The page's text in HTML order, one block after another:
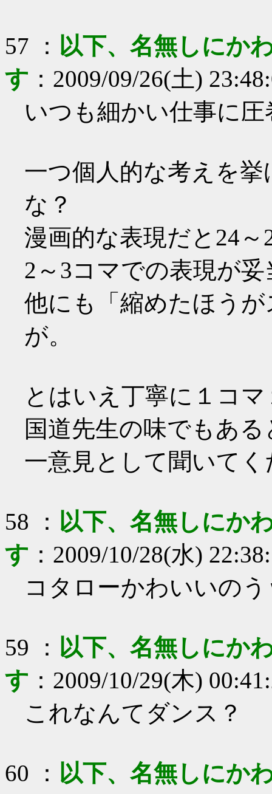
57 ： 以下、名無しにか
す ： 2009/09/26(土)
いつも細かい仕事に
一つ個人的な考えを
な？
漫画的な表現だと24
2～3コマでの表現が
他にも「縮めたほう
が。
とはいえ丁寧に１コ
国道先生の味でもあ
一意見として聞いて
58 ： 以下、名無しにか
す ： 2009/10/28(水)
コタローかわいいの
59 ： 以下、名無しにか
す ： 2009/10/29(木)
これなんてダンス？
60 ： 以下、名無しにか